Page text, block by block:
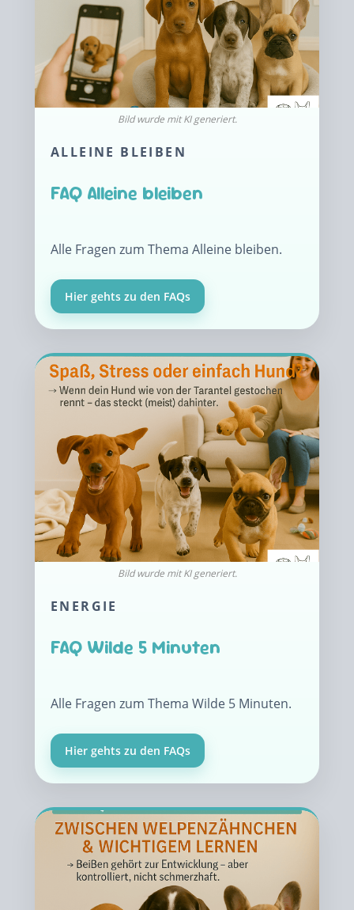
ALLEINE BLEIBEN
FAQ Alleine bleiben
Alle Fragen zum Thema Alleine bleiben.
Hier gehts zu den FAQs
ENERGIE
FAQ Wilde 5 Minuten
Alle Fragen zum Thema Wilde 5 Minuten.
Hier gehts zu den FAQs